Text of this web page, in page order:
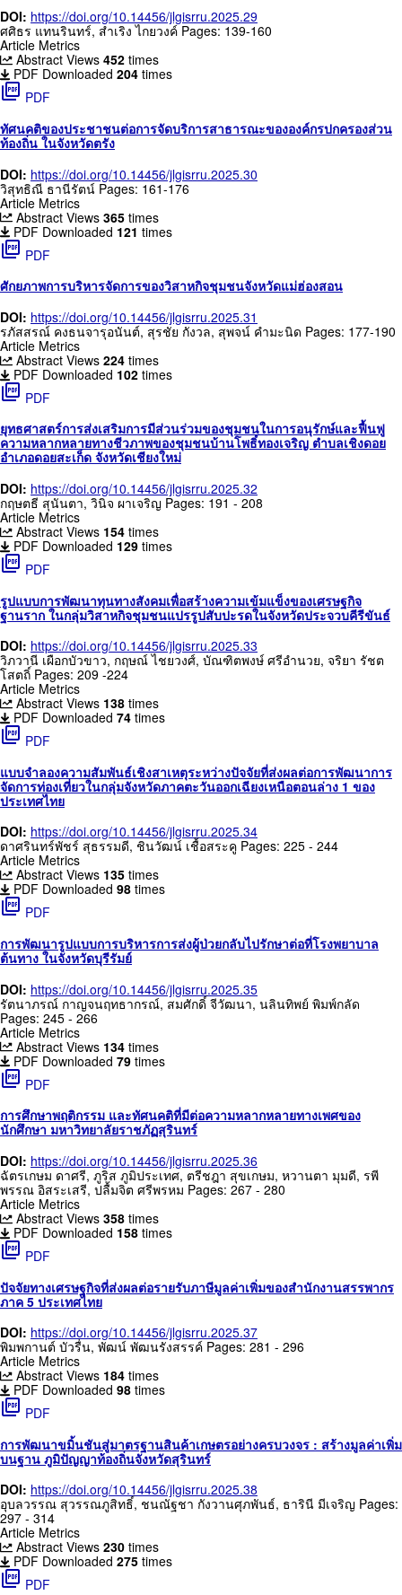
DOI: https://doi.org/10.14456/jlgisrru.2025.29
ศศิธร แทนรินทร์, สำเริง ไกยวงค์ Pages: 139-160
Article Metrics
Abstract Views 452 times
PDF Downloaded 204times
picture_as_pdf PDF
ทัศนคติของประชาชนต่อการจัดบริการสาธารณะขององค์กรปกครองส่วน
ท้องถิ่น ในจังหวัดตรัง
DOI: https://doi.org/10.14456/jlgisrru.2025.30
วิสุทธิณี ธานีรัตน์ Pages: 161-176
Article Metrics
Abstract Views 365 times
PDF Downloaded 121 times
picture_as_pdf PDF
ศักยภาพการบริหารจัดการของวิสาหกิจชุมชนจังหวัดแม่ฮ่องสอน
DOI: https://doi.org/10.14456/jlgisrru.2025.31
รภัสสรณ์ คงธนจารุอนันต์, สุรชัย กังวล, สุพจน์ คำมะนิด Pages: 177-190
Article Metrics
Abstract Views 224 times
PDF Downloaded 102times
picture_as_pdf PDF
ยุทธศาสตร์การส่งเสริมการมีส่วนร่วมของชุมชนในการอนุรักษ์และฟื้นฟู
ความหลากหลายทางชีวภาพของชุมชนบ้านโพธิ์ทองเจริญ ตำบลเชิงดอย
อำเภอดอยสะเก็ด จังหวัดเชียงใหม่
DOI: https://doi.org/10.14456/jlgisrru.2025.32
กฤษตธี สุนันตา, วินิจ ผาเจริญ Pages: 191 - 208
Article Metrics
Abstract Views 154 times
PDF Downloaded 129times
picture_as_pdf PDF
รูปแบบการพัฒนาทุนทางสังคมเพื่อสร้างความเข้มแข็งของเศรษฐกิจ
ฐานราก ในกลุ่มวิสาหกิจชุมชนแปรรูปสับปะรดในจังหวัดประจวบคีรีขันธ์
DOI: https://doi.org/10.14456/jlgisrru.2025.33
วิภวานี เผือกบัวขาว, กฤษณ์ ไชยวงศ์, บัณฑิตพงษ์ ศรีอำนวย, จริยา รัชต
โสตถิ์ Pages: 209 -224
Article Metrics
Abstract Views 138 times
PDF Downloaded 74times
picture_as_pdf PDF
แบบจำลองความสัมพันธ์เชิงสาเหตุระหว่างปัจจัยที่ส่งผลต่อการพัฒนาการ
จัดการท่องเที่ยวในกลุ่มจังหวัดภาคตะวันออกเฉียงเหนือตอนล่าง 1 ของ
ประเทศไทย
DOI: https://doi.org/10.14456/jlgisrru.2025.34
ดาศรินทร์พัชร์ สุธรรมดี, ชินวัฒน์ เชื้อสระคู Pages: 225 - 244
Article Metrics
Abstract Views 135 times
PDF Downloaded 98times
picture_as_pdf PDF
การพัฒนารูปแบบการบริหารการส่งผู้ป่วยกลับไปรักษาต่อที่โรงพยาบาล
ต้นทาง ในจังหวัดบุรีรัมย์
DOI: https://doi.org/10.14456/jlgisrru.2025.35
รัตนาภรณ์ กาญจนฤทธากรณ์, สมศักดิ์ จีวัฒนา, นลินทิพย์ พิมพ์กลัด
Pages: 245 - 266
Article Metrics
Abstract Views 134 times
PDF Downloaded 79times
picture_as_pdf PDF
การศึกษาพฤติกรรม และทัศนคติที่มีต่อความหลากหลายทางเพศของ
นักศึกษา มหาวิทยาลัยราชภัฏสุรินทร์
DOI: https://doi.org/10.14456/jlgisrru.2025.36
ฉัตรเกษม ดาศรี, ภูริส ภูมิประเทศ, ตรีชฎา สุขเกษม, หวานตา มุมดี, รพี
พรรณ อิสระเสรี, ปลื้มจิต ศรีพรหม Pages: 267 - 280
Article Metrics
Abstract Views 358 times
PDF Downloaded 158times
picture_as_pdf PDF
ปัจจัยทางเศรษฐกิจที่ส่งผลต่อรายรับภาษีมูลค่าเพิ่มของสำนักงานสรรพากร
ภาค 5 ประเทศไทย
DOI: https://doi.org/10.14456/jlgisrru.2025.37
พิมพกานต์ บัวรื่น, พัฒน์ พัฒนรังสรรค์ Pages: 281 - 296
Article Metrics
Abstract Views 184 times
PDF Downloaded 98times
picture_as_pdf PDF
การพัฒนาขมิ้นชันสู่มาตรฐานสินค้าเกษตรอย่างครบวงจร : สร้างมูลค่าเพิ่ม
บนฐาน ภูมิปัญญาท้องถิ่นจังหวัดสุรินทร์
DOI: https://doi.org/10.14456/jlgisrru.2025.38
อุบลวรรณ สุวรรณภูสิทธิ์, ชนณัฐชา กังวานศุภพันธ์, ธารินี มีเจริญ Pages:
297 - 314
Article Metrics
Abstract Views 230 times
PDF Downloaded 275times
picture_as_pdf PDF